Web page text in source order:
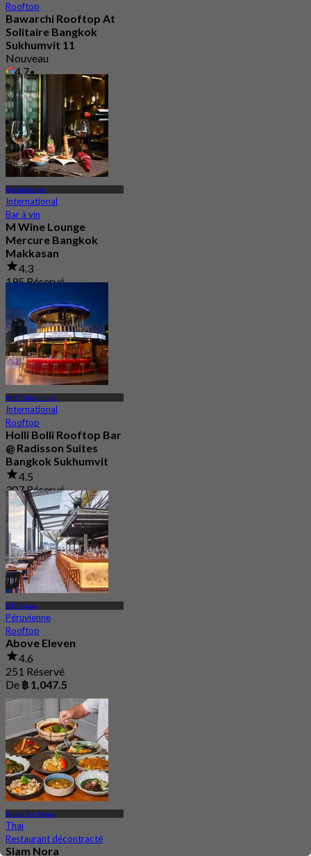
Rooftop
Bawarchi Rooftop At
Solitaire Bangkok
Sukhumvit 11
Nouveau
4.7
De฿ 945
Ratchathewi
International
Bar à vin
M Wine Lounge
Mercure Bangkok
Makkasan
4.3
195 Réservé
MRT Sukhumvit
International
Rooftop
Holli Bolli Rooftop Bar
@ Radisson Suites
Bangkok Sukhumvit
4.5
307 Réservé
De฿ 881
BTS Nana
Péruvienne
Rooftop
Above Eleven
4.6
251 Réservé
De ฿ 1,047.5
Klong Tan Nuea
Thaï
Restaurant décontracté
Siam Nora